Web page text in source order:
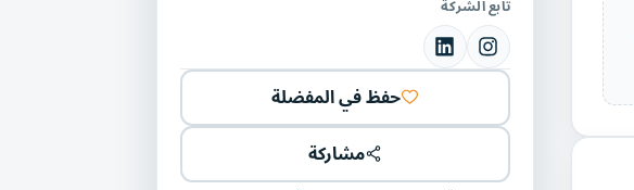
تابع الشركة
حفظ في المفضلة
مشاركة